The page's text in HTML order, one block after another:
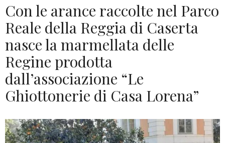
Con le arance raccolte nel Parco
Reale della Reggia di Caserta
nasce la marmellata delle
Regine prodotta
dall’associazione “Le
Ghiottonerie di Casa Lorena”